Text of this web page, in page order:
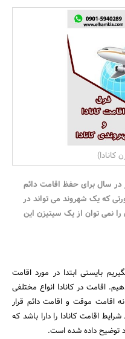
بانک، بیمه و سرمایه
مسکن و ساختمان
کانادا)
در سال برای حفظ اقامت دائم
که یک شهروند می تواند در
نمی توان از یک سیتیزن این
بایستی ابتدا در مورد اقامت
اقامت در کانادا انواع مختلفی
اقامت موقت و اقامت دائم قرار
اقامت کانادا را دارا باشد که
توضیح داده شده است.